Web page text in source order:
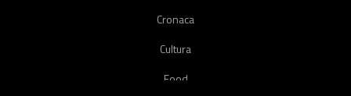
Cronaca
Cultura
Food